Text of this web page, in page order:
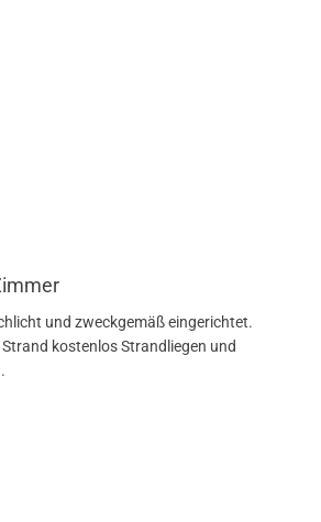
und zweckgemäß eingerichtet.
kostenlos Strandliegen und